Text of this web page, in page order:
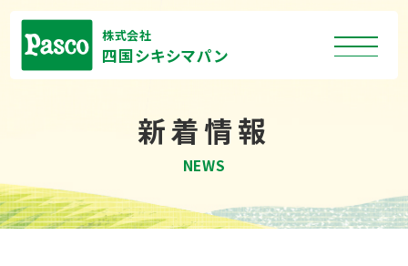
株式会社
四国シキシマパン
新着情報
NEWS